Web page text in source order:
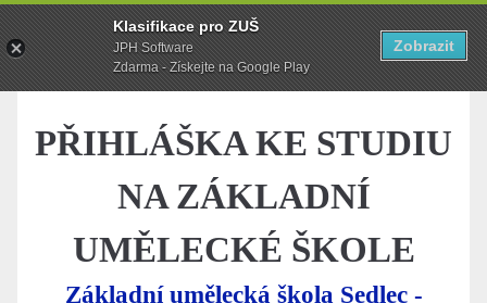
Klasifikace pro ZUŠ
JPH Software
Zdarma - Získejte na Google Play
Zobrazit
PŘIHLÁŠKA KE STUDIU
NA ZÁKLADNÍ
UMĚLECKÉ ŠKOLE
Základní umělecká škola Sedlec -